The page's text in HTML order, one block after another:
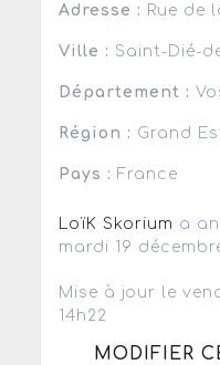
Adresse : Rue de
Ville : Saint-Dié-
Département :
Région : Grand
Pays : France
LoïK Skorium a
mardi 19
Mise à jour le
14h22
MODIFIER